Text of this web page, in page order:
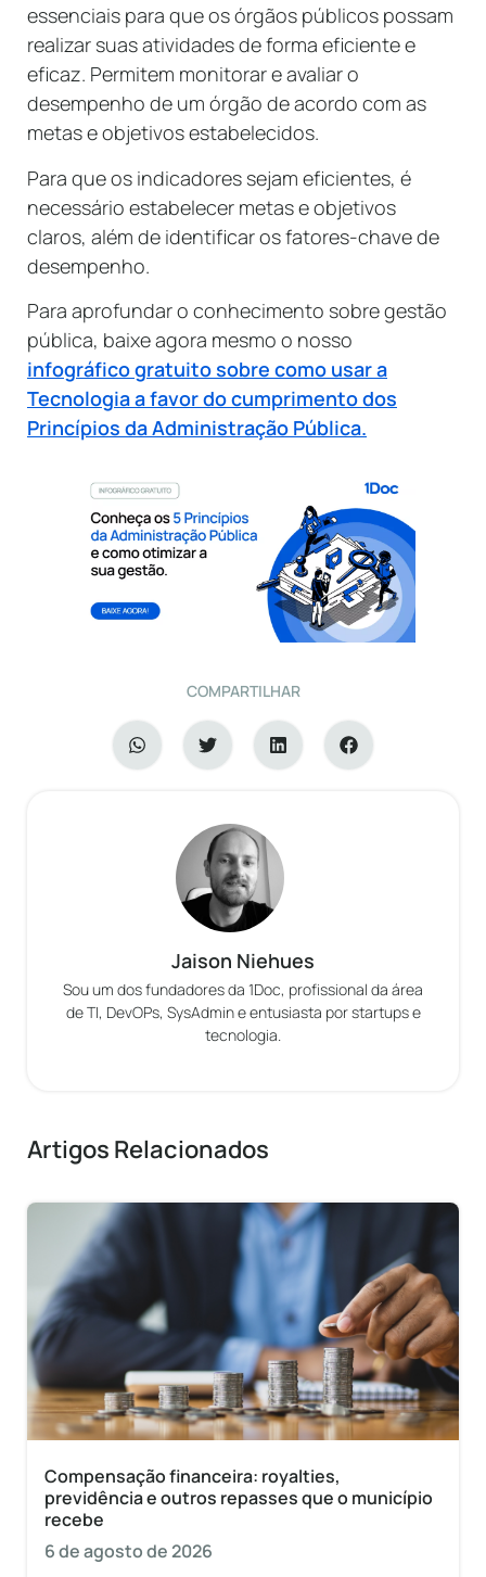
essenciais para que os órgãos públicos possam
realizar suas atividades de forma eficiente e
eficaz. Permitem monitorar e avaliar o
desempenho de um órgão de acordo com as
metas e objetivos estabelecidos.
Para que os indicadores sejam eficientes, é
necessário estabelecer metas e objetivos
claros, além de identificar os fatores-chave de
desempenho.
Para aprofundar o conhecimento sobre gestão
pública, baixe agora mesmo o nosso
infográfico gratuito sobre como usar a
Tecnologia a favor do cumprimento dos
Princípios da Administração Pública.
COMPARTILHAR
Jaison Niehues
Sou um dos fundadores da 1Doc, profissional da área
de TI, DevOPs, SysAdmin e entusiasta por startups e
tecnologia.
Artigos Relacionados
Compensação financeira: royalties,
previdência e outros repasses que o município
recebe
6 de agosto de 2026